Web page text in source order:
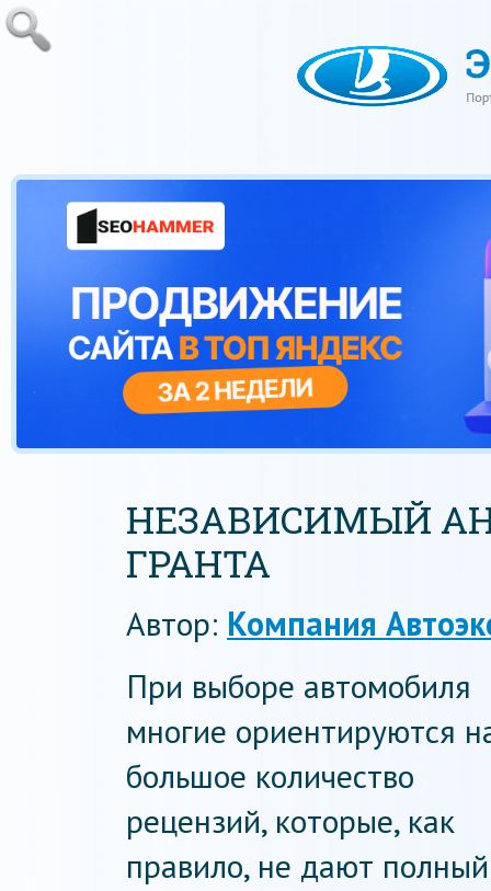
НЕЗАВИСИМЫЙ
ГРАНТА
Автор: Компания
При выборе автомобиля
многие ориентируются
большое количество
рецензий, которые, как
правило, не дают полный